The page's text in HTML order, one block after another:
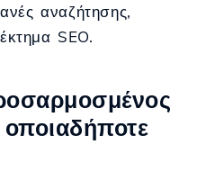
αναζήτησης,
SEO.